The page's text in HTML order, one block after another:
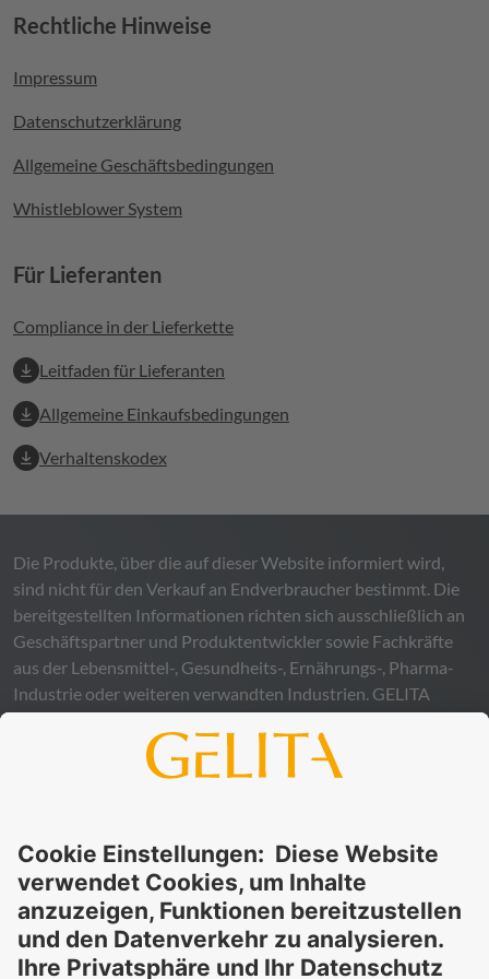
Footer menu
Rechtliche Hinweise
Impressum
Datenschutzerklärung
Allgemeine Geschäftsbedingungen
Whistleblower System
Für Lieferanten
Compliance in der Lieferkette
Leitfaden für Lieferanten
Allgemeine Einkaufsbedingungen
Verhaltenskodex
Die Produkte, über die auf dieser Website informiert wird,
sind nicht für den Verkauf an Endverbraucher bestimmt. Die
bereitgestellten Informationen richten sich ausschließlich an
Geschäftspartner und Produktentwickler sowie Fachkräfte
aus der Lebensmittel-, Gesundheits-, Ernährungs-, Pharma-
Industrie oder weiteren verwandten Industrien. GELITA
übernimmt keinerlei Gewähr – weder ausdrücklich noch
stillschweigend – für die Richtigkeit, Verlässlichkeit oder
Vollständigkeit der bereitgestellten Informationen und
Informationen ergeben könnte. Die Verwendung der
Informationen erfolgt auf eigenes Risiko und in eigener
Verantwortung.
Diese Erklärung entbindet Sie nicht von der Pflicht, eigene
Eignungsprüfungen und Tests durchzuführen, sowie alle